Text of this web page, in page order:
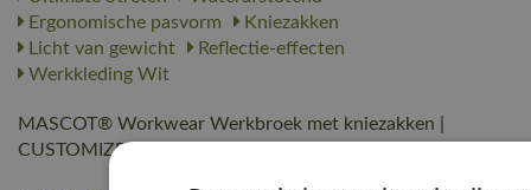
Ergonomische pasvorm
Kniezakken
Licht van gewicht
Reflectie-effecten
Werkkleding Wit
MASCOT® Workwear Werkbroek met kniezakken |
CUSTOMIZED | 09 zwart | 22279-605-09